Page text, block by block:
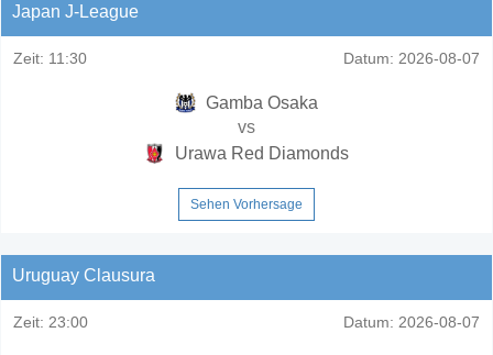
Japan J-League
Zeit: 11:30 Datum: 2026-08-07
Gamba Osaka
vs
Urawa Red Diamonds
Sehen Vorhersage
Uruguay Clausura
Zeit: 23:00 Datum: 2026-08-07